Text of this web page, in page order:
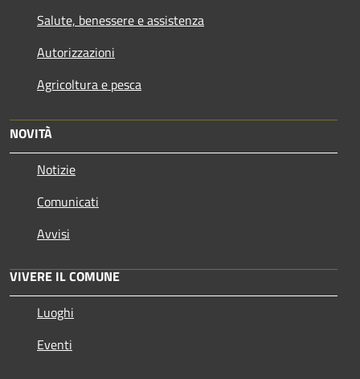
Salute, benessere e assistenza
Autorizzazioni
Agricoltura e pesca
NOVITÀ
Notizie
Comunicati
Avvisi
VIVERE IL COMUNE
Luoghi
Eventi